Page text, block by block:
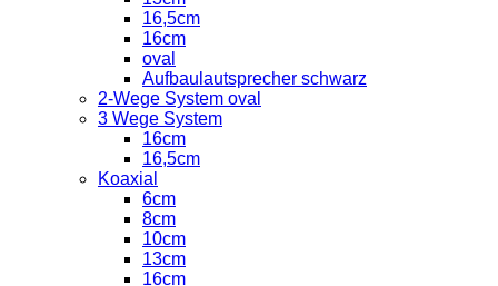
16,5cm
16cm
oval
Aufbaulautsprecher schwarz
2-Wege System oval
3 Wege System
16cm
16,5cm
Koaxial
6cm
8cm
10cm
13cm
16cm